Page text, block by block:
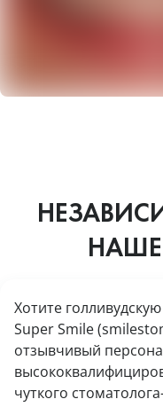
Хотите
Super Smile
отзывчивый
чуткого